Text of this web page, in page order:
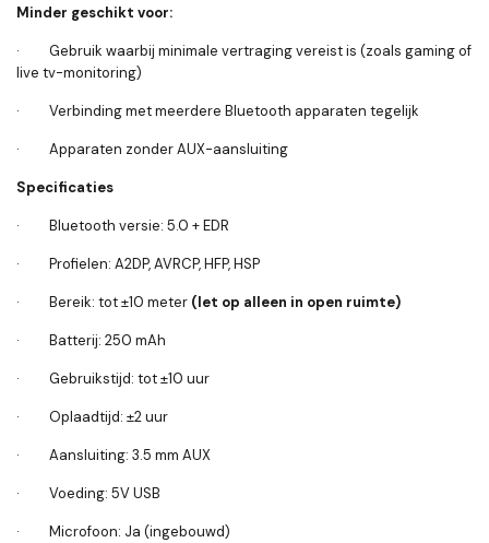
Minder geschikt voor:
· Gebruik waarbij minimale vertraging vereist is (zoals gaming of
live tv-monitoring)
· Verbinding met meerdere Bluetooth apparaten tegelijk
· Apparaten zonder AUX-aansluiting
Specificaties
· Bluetooth versie: 5.0 + EDR
· Profielen: A2DP, AVRCP, HFP, HSP
· Bereik: tot ±10 meter (let op alleen in open ruimte)
· Batterij: 250 mAh
· Gebruikstijd: tot ±10 uur
· Oplaadtijd: ±2 uur
· Aansluiting: 3.5 mm AUX
· Voeding: 5V USB
· Microfoon: Ja (ingebouwd)